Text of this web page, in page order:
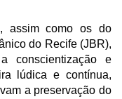
assim como os do
do Recife (JBR),
conscientização e
lúdica e contínua,
a preservação do